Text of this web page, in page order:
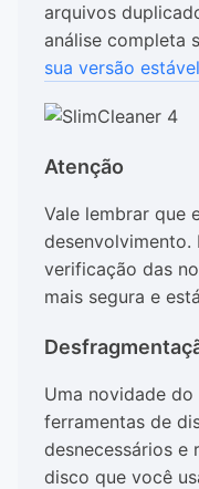
arquivos
análise completa
sua versão estável
Atenção
Vale lembrar que
desenvolvimento.
verificação das
mais segura e
Uma novidade
ferramentas de
desnecessários
disco que você